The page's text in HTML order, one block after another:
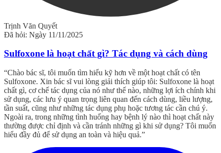
Trịnh Văn Quyết
Đã hỏi: Ngày 11/11/2025
Sulfoxone là hoạt chất gì? Tác dụng và cách dùng
“Chào bác sĩ, tôi muốn tìm hiểu kỹ hơn về một hoạt chất có tên
Sulfoxone. Xin bác sĩ vui lòng giải thích giúp tôi: Sulfoxone là hoạt
chất gì, cơ chế tác dụng của nó như thế nào, những lợi ích chính khi
sử dụng, các lưu ý quan trọng liên quan đến cách dùng, liều lượng,
tần suất, cũng như những tác dụng phụ hoặc tương tác cần chú ý.
Ngoài ra, trong những tình huống hay bệnh lý nào thì hoạt chất này
thường được chỉ định và cần tránh những gì khi sử dụng? Tôi muốn
hiểu đầy đủ để sử dụng an toàn và hiệu quả.”